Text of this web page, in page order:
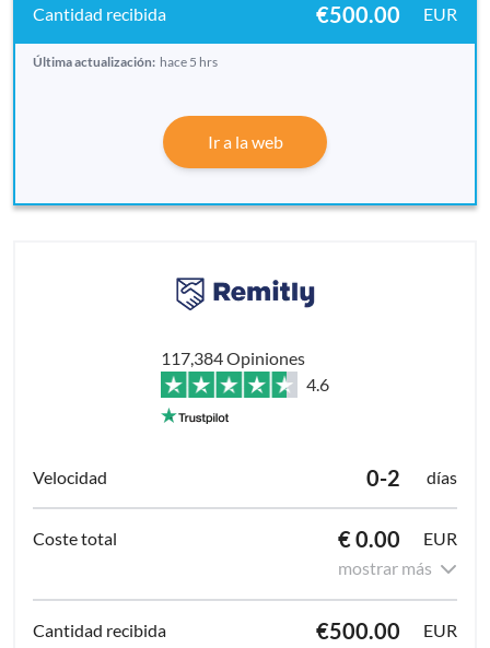
€500.00 EUR
Última actualización: hace 5 hrs
Ir a la web
117,384 Opiniones
4.6
0-2 días
€ 0.00
EUR
mostrar más
€500.00 EUR